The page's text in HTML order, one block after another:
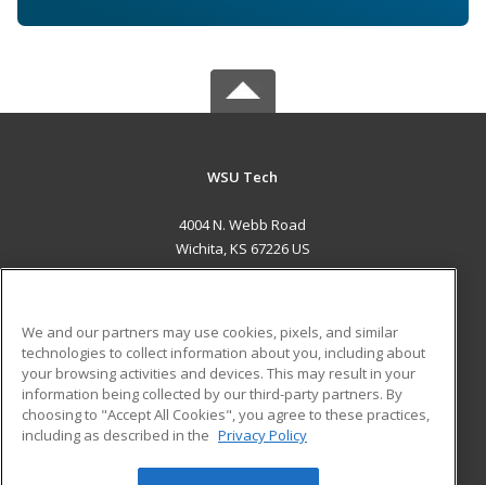
WSU Tech
4004 N. Webb Road
Wichita, KS 67226 US
ADDITIONAL RESOURCES
Military
Financial Assistance
Help
Student Blog
We and our partners may use cookies, pixels, and similar
technologies to collect information about you, including about
your browsing activities and devices. This may result in your
information being collected by our third-party partners. By
choosing to "Accept All Cookies", you agree to these practices,
including as described in the Privacy Policy